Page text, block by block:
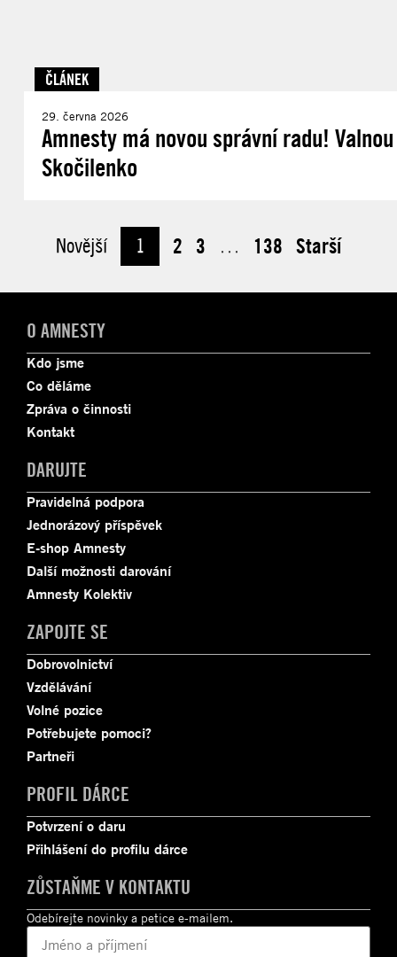
ČLÁNEK
29. června 2026
Amnesty má novou správní radu!
Skočilenko
Novější 1 2 3 … 138 Starší
O AMNESTY
Kdo jsme
Co děláme
Zpráva o činnosti
Kontakt
DARUJTE
Pravidelná podpora
Jednorázový příspěvek
E-shop Amnesty
Další možnosti darování
Amnesty Kolektiv
ZAPOJTE SE
Dobrovolnictví
Vzdělávání
Volné pozice
Potřebujete pomoci?
Partneři
PROFIL DÁRCE
Potvrzení o daru
Přihlášení do profilu dárce
ZŮSTAŇME V KONTAKTU
Odebírejte novinky a petice e-mailem.